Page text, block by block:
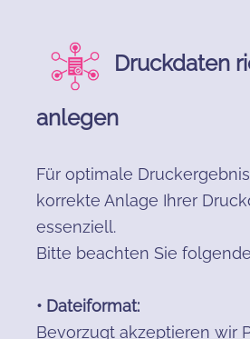
Druckdaten
anlegen
Für optimale
korrekte Anlage Ihrer
essenziell.
Bitte beachten Sie
• Dateiformat:
Bevorzugt akzeptieren wir